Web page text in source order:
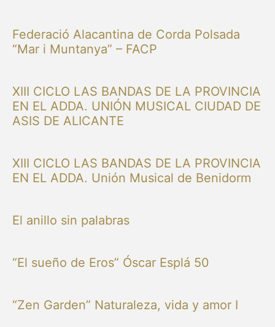
Federació Alacantina de Corda Polsada
“Mar i Muntanya” – FACP
XIII CICLO LAS BANDAS DE LA PROVINCIA
EN EL ADDA. UNIÓN MUSICAL CIUDAD DE
ASIS DE ALICANTE
XIII CICLO LAS BANDAS DE LA PROVINCIA
EN EL ADDA. Unión Musical de Benidorm
El anillo sin palabras
“El sueño de Eros” Óscar Esplá 50
“Zen Garden” Naturaleza, vida y amor I